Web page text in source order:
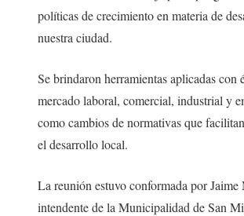
políticas de crecimiento en materia de
nuestra ciudad.
Se brindaron herramientas aplicadas con
mercado laboral, comercial, industrial y
como cambios de normativas que
el desarrollo local.
La reunión estuvo conformada por Jaime
intendente de la Municipalidad de San